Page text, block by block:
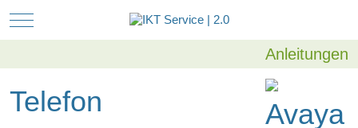
Mobile Menu Toggle
Anleitungen
Telefon